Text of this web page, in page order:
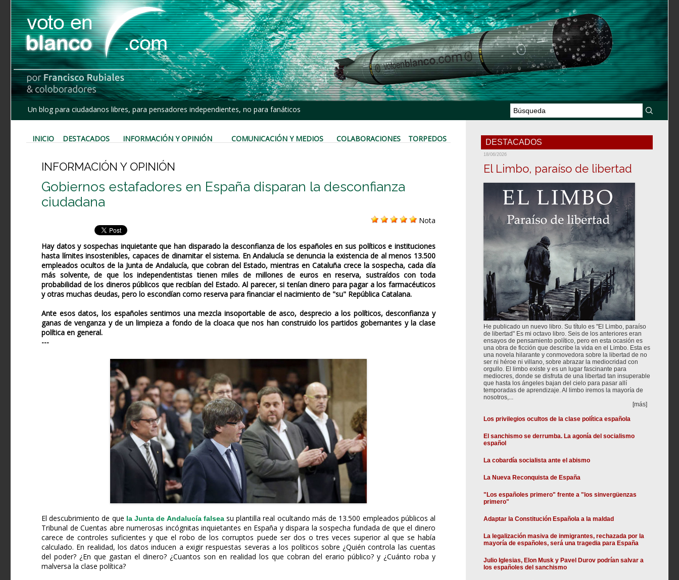
Un blog para ciudadanos libres, para pensadores independientes, no para fanáticos
INICIO DESTACADOS INFORMACIÓN Y OPINIÓN COMUNICACIÓN Y MEDIOS COLABORACIONES TORPEDOS
INFORMACIÓN Y OPINIÓN
Gobiernos estafadores en España disparan la desconfianza
ciudadana
Nota
Hay datos y sospechas inquietante que han disparado la desconfianza de los españoles en sus políticos e instituciones
hasta límites insostenibles, capaces de dinamitar el sistema. En Andalucía se denuncia la existencia de al menos 13.500
empleados ocultos de la Junta de Andalucía, que cobran del Estado, mientras en Cataluña crece la sospecha, cada día
más solvente, de que los independentistas tienen miles de millones de euros en reserva, sustraídos con toda
probabilidad de los dineros públicos que recibían del Estado. Al parecer, si tenían dinero para pagar a los farmacéuticos
y otras muchas deudas, pero lo escondían como reserva para financiar el nacimiento de "su" República Catalana.
Ante esos datos, los españoles sentimos una mezcla insoportable de asco, desprecio a los políticos, desconfianza y
ganas de venganza y de un limpieza a fondo de la cloaca que nos han construido los partidos gobernantes y la clase
política en general.
---
El descubrimiento de que la Junta de Andalucía falseasu plantilla real ocultando más de 13.500 empleados públicos al
Tribunal de Cuentas abre numerosas incógnitas inquietantes en España y dispara la sospecha fundada de que el dinero
carece de controles suficientes y que el robo de los corruptos puede ser dos o tres veces superior al que se había
calculado. En realidad, los datos inducen a exigir respuestas severas a los políticos sobre ¿Quién controla las cuentas
del poder? ¿En que gastan el dinero? ¿Cuantos son en realidad los que cobran del erario público? y ¿Cuánto roba y
malversa la clase política?
DESTACADOS
18/06/2026
El Limbo, paraíso de libertad
He publicado un nuevo libro. Su título es "El Limbo, paraíso
de libertad" Es mi octavo libro. Seis de los anteriores eran
ensayos de pensamiento político, pero en esta ocasión es
una obra de ficción que describe la vida en el Limbo. Esta es
una novela hilarante y conmovedora sobre la libertad de no
ser ni héroe ni villano, sobre abrazar la mediocridad con
orgullo. El limbo existe y es un lugar fascinante para
mediocres, donde se disfruta de una libertad tan insuperable
que hasta los ángeles bajan del cielo para pasar allí
temporadas de aprendizaje. Al limbo iremos la mayoría de
nosotros,...
[más]
Los privilegios ocultos de la clase política española
El sanchismo se derrumba. La agonía del socialismo
español
La cobardía socialista ante el abismo
La Nueva Reconquista de España
"Los españoles primero" frente a "los sinvergüenzas
primero"
Adaptar la Constitución Española a la maldad
La legalización masiva de inmigrantes, rechazada por la
mayoría de españoles, será una tragedia para España
Julio Iglesias, Elon Musk y Pavel Durov podrían salvar a
los españoles del sanchismo